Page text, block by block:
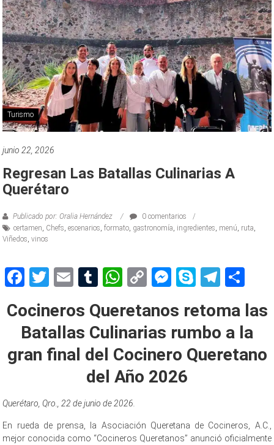
Turismo
junio 22, 2026
Regresan Las Batallas Culinarias A
Querétaro
Publicado por: Oralia Hernández
0 comentarios
certamen Chefs ,escenarios ,formato gastronomía ingredientes menú ruta
Viñedos ,vinos
Facebook
Twitter
EmailTumblr
WhatsApp
CopyMessenger
Skype
Cocineros Queretanos retoma las
Batallas Culinarias rumbo a la
gran final del Cocinero Queretano
del Año 2026
Querétaro, Qro., 22 de junio de 2026.
En rueda de prensa, la Asociación Queretana de Cocineros, A.C.,
mejor conocida como “Cocineros Queretanos” anunció oficialmente